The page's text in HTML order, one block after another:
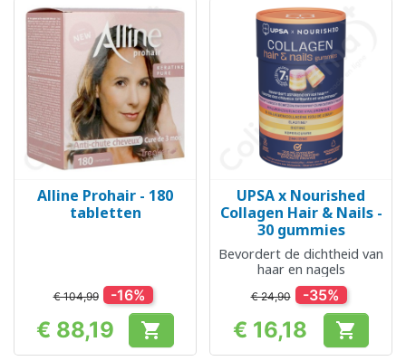
Alline Prohair - 180
tabletten
€ 104,99 -16%
Prijs
€ 88,19 
UPSA x Nourished
Collagen Hair & Nails -
30 gummies
Bevordert de dichtheid van
haar en nagels
€ 24,90 -35%
Prijs
€ 16,18 